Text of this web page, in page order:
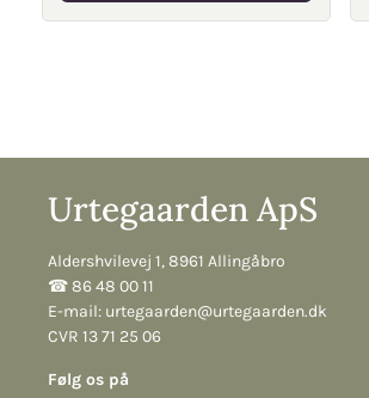
Urtegaarden ApS
Aldershvilevej 1, 8961 Allingåbro
☎︎ 86 48 00 11
E-mail: urtegaarden@urtegaarden.dk
CVR 13 71 25 06
Følg os på